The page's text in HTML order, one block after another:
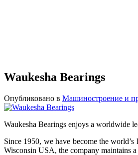
Waukesha Bearings
Опубликовано в Машиностроение и
Waukesha Bearings enjoys a worldwide
Since 1950, we have become the
Wisconsin USA, the company maintains